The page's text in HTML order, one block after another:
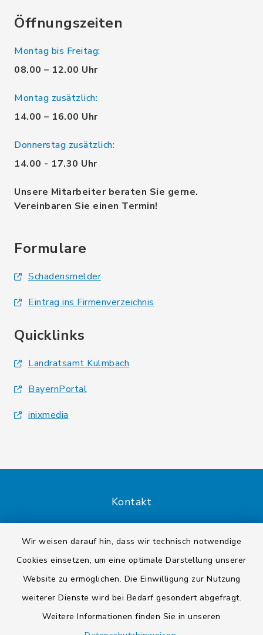
Wir weisen darauf hin, dass wir technisch notwendige
Cookies einsetzen, um eine optimale Darstellung unserer
Website zu ermöglichen. Die Einwilligung zur Nutzung
weiterer Dienste wird bei Bedarf gesondert abgefragt.
Weitere Informationen finden Sie in unseren
Öffnungszeiten
Montag bis Freitag:
08.00 – 12.00 Uhr
Montag zusätzlich:
14.00 – 16.00 Uhr
Donnerstag zusätzlich:
14.00 - 17.30 Uhr
Unsere Mitarbeiter beraten Sie gerne.
Vereinbaren Sie einen Termin!
Formulare
Schadensmelder
Eintrag ins Firmenverzeichnis
Quicklinks
Landratsamt Kulmbach
BayernPortal
inixmedia
Kontakt
Datenschutz
Impressum
Sitemap